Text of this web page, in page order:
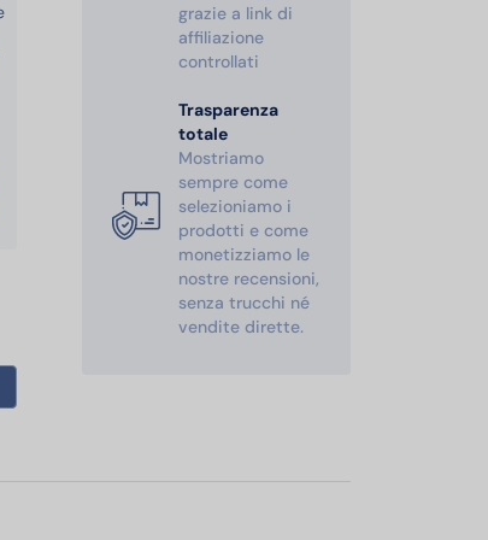
grazie a link di
affiliazione
controllati
Trasparenza
totale
Mostriamo
sempre come
selezioniamo i
prodotti e come
monetizziamo le
nostre recensioni,
senza trucchi né
vendite dirette.